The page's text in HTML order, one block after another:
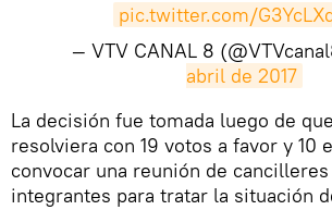
pic.twitter.com/
— VTV CANAL 8
abril de 2017
La decisión fue tomada luego de
resolviera con 19 votos a favor y 10
convocar una reunión de
integrantes para tratar la situación